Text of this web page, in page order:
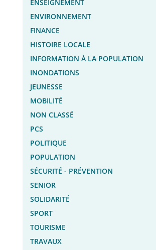
ENSEIGNEMENT
ENVIRONNEMENT
FINANCE
HISTOIRE LOCALE
INFORMATION À LA POPULATION
INONDATIONS
JEUNESSE
MOBILITÉ
NON CLASSÉ
PCS
POLITIQUE
POPULATION
SÉCURITÉ - PRÉVENTION
SENIOR
SOLIDARITÉ
SPORT
TOURISME
TRAVAUX